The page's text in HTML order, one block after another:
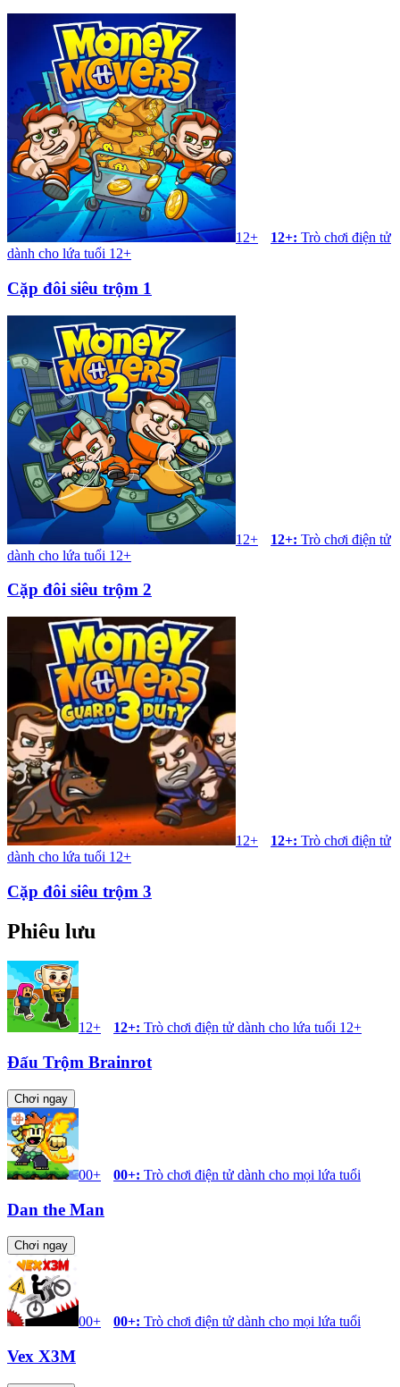
12+ 12+: Trò chơi điện tử
dành cho lứa tuổi 12+
Cặp đôi siêu trộm 1
12+ 12+: Trò chơi điện tử
dành cho lứa tuổi 12+
Cặp đôi siêu trộm 2
12+ 12+: Trò chơi điện tử
dành cho lứa tuổi 12+
Cặp đôi siêu trộm 3
Phiêu lưu
12+ 12+: Trò chơi điện tử dành cho lứa tuổi 12+
Đấu Trộm Brainrot
Chơi ngay
00+ 00+: Trò chơi điện tử dành cho mọi lứa tuổi
Dan the Man
Chơi ngay
00+ 00+: Trò chơi điện tử dành cho mọi lứa tuổi
Vex X3M